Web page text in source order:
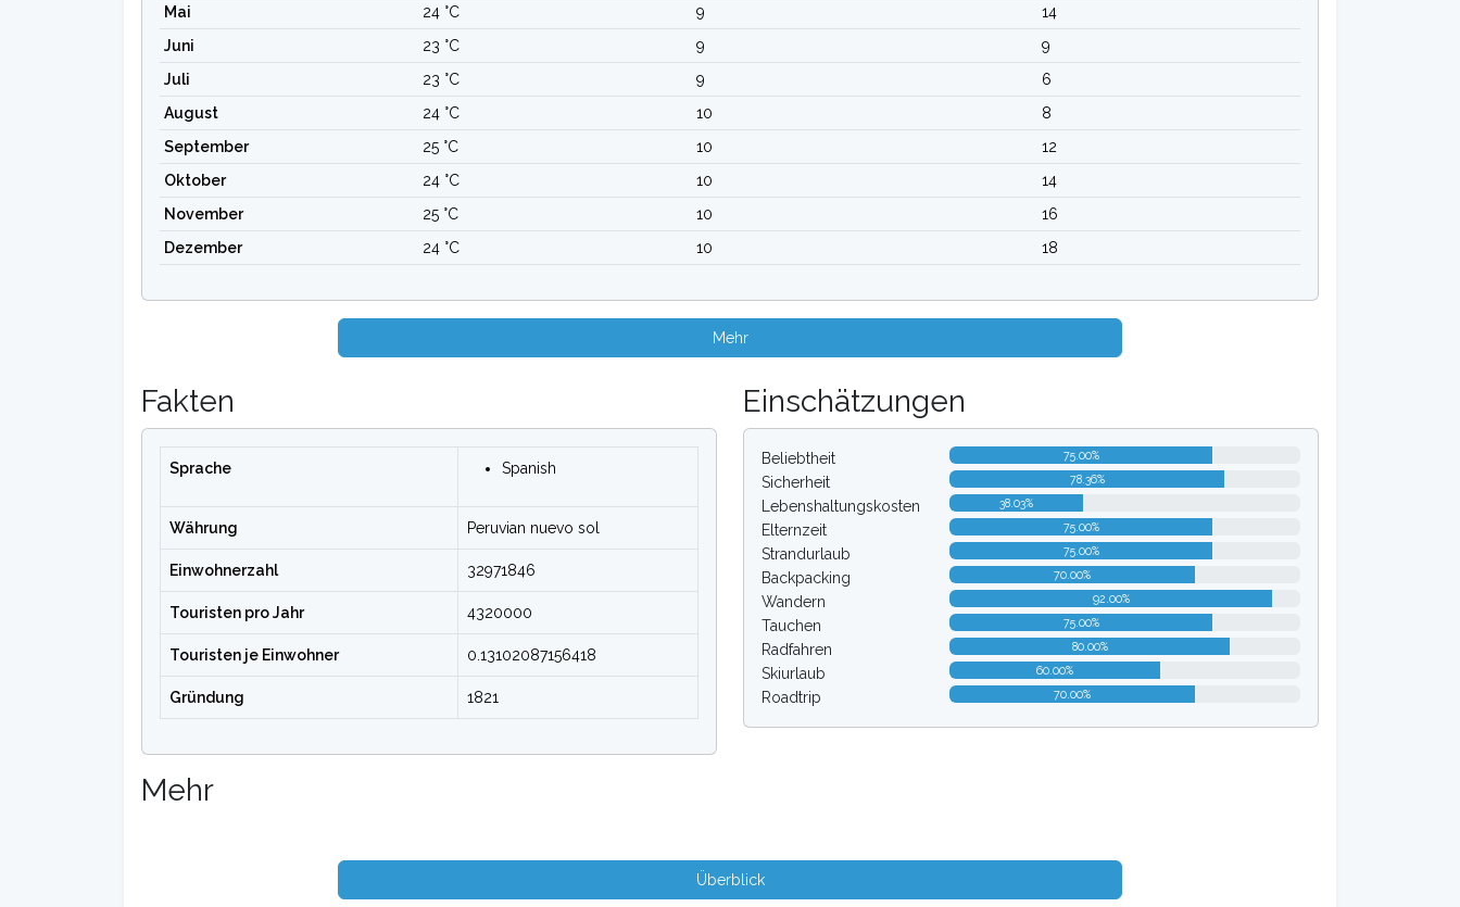
Mai
24 °C 9
14
Juni
23 °C 9
9
Juli
23 °C 9
6
August
24 °C 10
8
September
25 °C 10
12
Oktober
24 °C 10
14
November
25 °C 10
16
Dezember
24 °C 10 18
Mehr
Fakten
Sprache Spanish
Währung Peruvian nuevo sol
Einwohnerzahl 32971846
Touristen pro Jahr 4320000
Touristen je Einwohner 0.13102087156418
Gründung 1821
Einschätzungen
Beliebtheit 75.00%
Sicherheit 78.36%
Lebenshaltungskosten 38.03%
Elternzeit 75.00%
Strandurlaub 75.00%
Backpacking 70.00%
Wandern 92.00%
Tauchen 75.00%
Radfahren 80.00%
Skiurlaub 60.00%
Roadtrip 70.00%
Mehr
Überblick